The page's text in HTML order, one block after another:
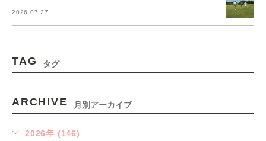
2026.07.27
TAG タグ
ARCHIVE 月別アーカイブ
2026年 (146)